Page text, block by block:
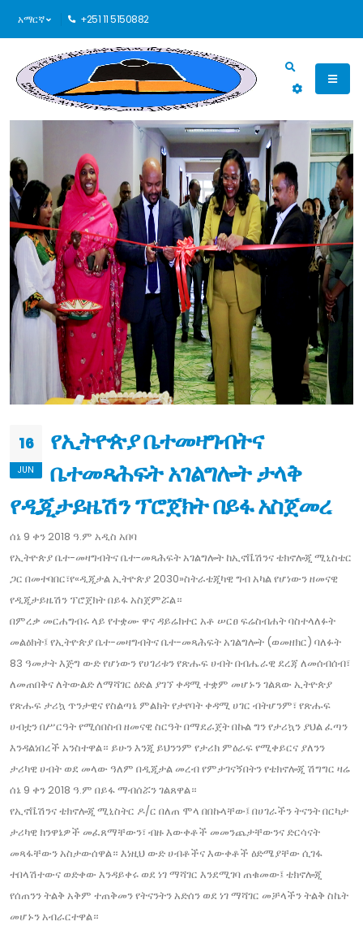
አማርኛ +251 11 5150882
16
JUN
የኢትዮጵያ ቤተመዛግብትና
ቤተመጻሕፍት አገልግሎት ታላቅ
የዲጂታይዜሽን ፕሮጀክት በይፋ አስጀመረ
ሰኔ 9 ቀን 2018 ዓ.ም አዲስ አበባ
የኢትዮጵያ ቤተ-መዛግብትና ቤተ-መጻሕፍት አገልግሎት ከኢኖቬሽንና ቴክኖሎጂ ሚኒስቴር
ጋር በመተባበር፣የ«ዲጂታል ኢትዮጵያ 2030»ስትራቴጂካዊ ግብ አካል የሆነውን ዘመናዊ
የዲጂታይዜሽን ፕሮጀክት በይፋ አስጀምሯል።
በምረቃ መርሐግብሩ ላይ የተቋሙ ዋና ዳይሬክተር አቶ ሠርፀ ፍሬስብሐት ባስተላለፉት
መልዕክት፤ የኢትዮጵያ ቤተ-መዛግብትና ቤተ-መጻሕፍት አገልግሎት (ወመዘክር) ባለፉት
83 ዓመታት እጅግ ውድ የሆነውን የሀገሪቱን የጽሑፍ ሀብት በብሔራዊ ደረጃ ለመሰብሰብ፣
ለመጠበቅና ለትውልድ ለማሻገር ዕድል ያገኘ ቀዳሚ ተቋም መሆኑን ገልጸው ኢትዮጵያ
የጽሑፍ ታሪኳ ጥንታዊና የስልጣኔ ምልክት የታየባት ቀዳሚ ሀገር ብትሆንም፣ የጽሑፍ
ሀብቷን በሥርዓት የሚሰበስብ ዘመናዊ ስርዓት በማደራጀት በኩል ግን የታሪኳን ያህል ፈጣን
እንዳልነበረች አንስተዋል። ይሁን እንጂ ይህንንም የታሪክ ምዕራፍ የሚቀይርና ያለንን
ታሪካዊ ሀብት ወደ መላው ዓለም በዲጂታል መረብ የምታገናኝበትን የቴክኖሎጂ ሽግግር ዛሬ
ሰኔ 9 ቀን 2018 ዓ.ም በይፋ ማብሰሯን ገልጸዋል።
የኢኖቬሽንና ቴክኖሎጂ ሚኒስትር ዶ/ር በለጠ ሞላ በበኩላቸው፤ በሀገራችን ትናንት በርካታ
ታሪካዊ ክንዋኔዎች መፈጸማቸውን፣ ብዙ እውቀቶች መመንጨታቸውንና ድርሳናት
መጻፋቸውን አስታውሰዋል። እነዚህ ውድ ሀብቶችና እውቀቶች ዕድሜያቸው ሲገፋ
ተበላሽተውና ወድቀው እንዳይቀሩ ወደ ነገ ማሻገር እንደሚገባ ጠቁመው፤ ቴክኖሎጂ
የሰጠንን ትልቅ አቅም ተጠቅመን የትናንትን አድሰን ወደ ነገ ማሻገር መቻላችን ትልቅ ስኬት
መሆኑን አብራርተዋል።